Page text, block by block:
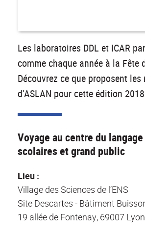
Les laboratoires DDL et ICAR
comme chaque année à la Fête
Découvrez ce que proposent les
d'ASLAN pour cette édition
Voyage au centre du
scolaires et grand public
Lieu :
Village des Sciences de l’ENS
Site Descartes - Bâtiment
19 allée de Fontenay, 69007 Lyon